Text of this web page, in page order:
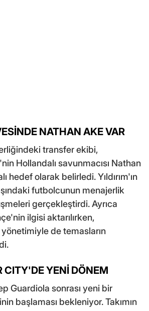
NATHAN AKE VAR
transfer ekibi,
Hollandalı savunmacısı Nathan
hedef olarak belirledi. Yıldırım'ın
futbolcunun menajerlik
gerçekleştirdi. Ayrıca
ilgisi aktarılırken,
de temasların
CITY'DE YENİ DÖNEM
Guardiola sonrası yeni bir
başlaması bekleniyor. Takımın